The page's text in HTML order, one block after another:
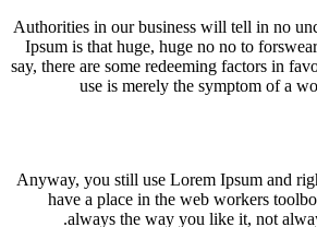
Authorities in our business will tell in no
Ipsum is that huge, huge no no to
say, there are some redeeming factors in
use is merely the symptom of a
Anyway, you still use Lorem Ipsum and
have a place in the web workers
always the way you like it, not